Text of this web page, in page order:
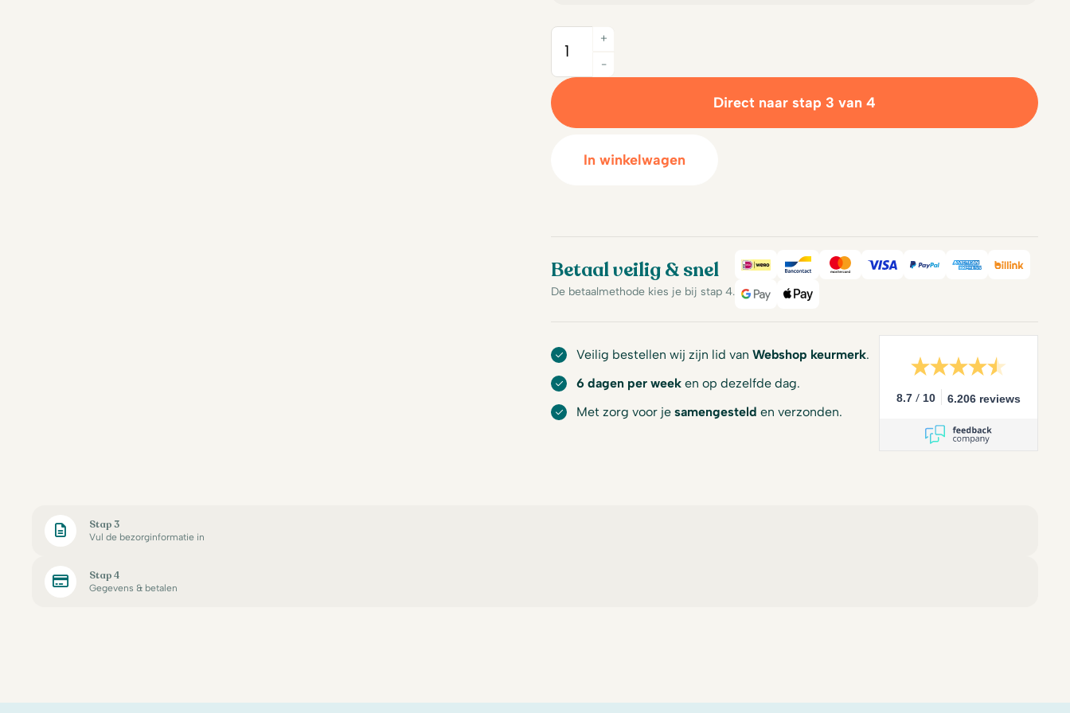
Quantity
-
+
Direct naar stap 3 van 4
In winkelwagen
Betaal veilig & snel
De betaalmethode kies je bij stap 4.
iDeal BancontactMastercard
Visa PayPalAmerican
Billink
Google PayApple Pay
Veilig bestellen wij zijn lid van Webshop keurmerk.
6 dagen per week en op dezelfde dag.
Met zorg voor je samengesteld en verzonden.
8.7 / 10 6.206 reviews
Stap 3
Vul de bezorginformatie in
Stap 4
Gegevens & betalen